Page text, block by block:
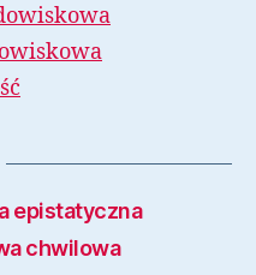
epistatyczna
chwilowa